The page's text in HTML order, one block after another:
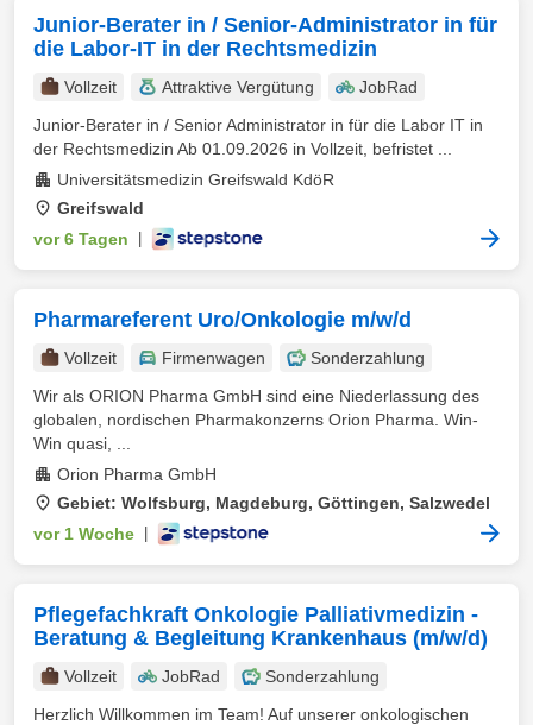
Junior-Berater in / Senior-Administrator in für
die Labor-IT in der Rechtsmedizin
Vollzeit Attraktive Vergütung
JobRad
Junior-Berater in / Senior Administrator in für die Labor IT in
der Rechtsmedizin Ab 01.09.2026 in Vollzeit, befristet ...
Universitätsmedizin Greifswald KdöR
Greifswald
vor 6 Tagen
Pharmareferent Uro/Onkologie m/w/d
Vollzeit Firmenwagen
Sonderzahlung
Wir als ORION Pharma GmbH sind eine Niederlassung des
globalen, nordischen Pharmakonzerns Orion Pharma. Win-
Win quasi, ...
Orion Pharma GmbH
Gebiet: Wolfsburg, Magdeburg, Göttingen, Salzwedel
vor 1 Woche
Pflegefachkraft Onkologie Palliativmedizin -
Beratung & Begleitung Krankenhaus (m/w/d)
Vollzeit JobRad
Sonderzahlung
Herzlich Willkommen im Team! Auf unserer onkologischen